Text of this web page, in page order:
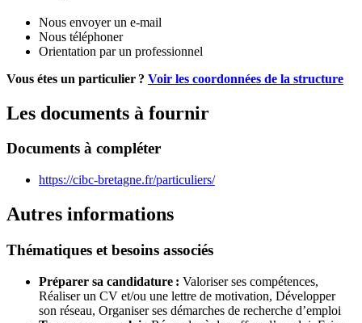
Nous envoyer un e-mail
Nous téléphoner
Orientation par un professionnel
Vous étes un particulier ? Voir les coordonnées de la structure
Les documents à fournir
Documents à compléter
https://cibc-bretagne.fr/particuliers/
Autres informations
Thématiques et besoins associés
Préparer sa candidature : Valoriser ses compétences,
Réaliser un CV et/ou une lettre de motivation, Développer
son réseau, Organiser ses démarches de recherche d’emploi